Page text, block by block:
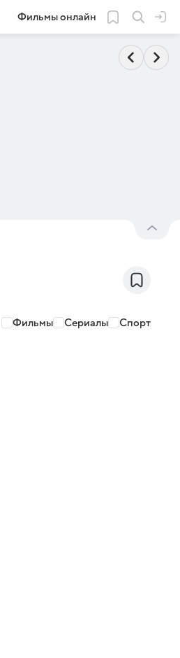
Фильмы онлайн
Фильмы Сериалы Спорт